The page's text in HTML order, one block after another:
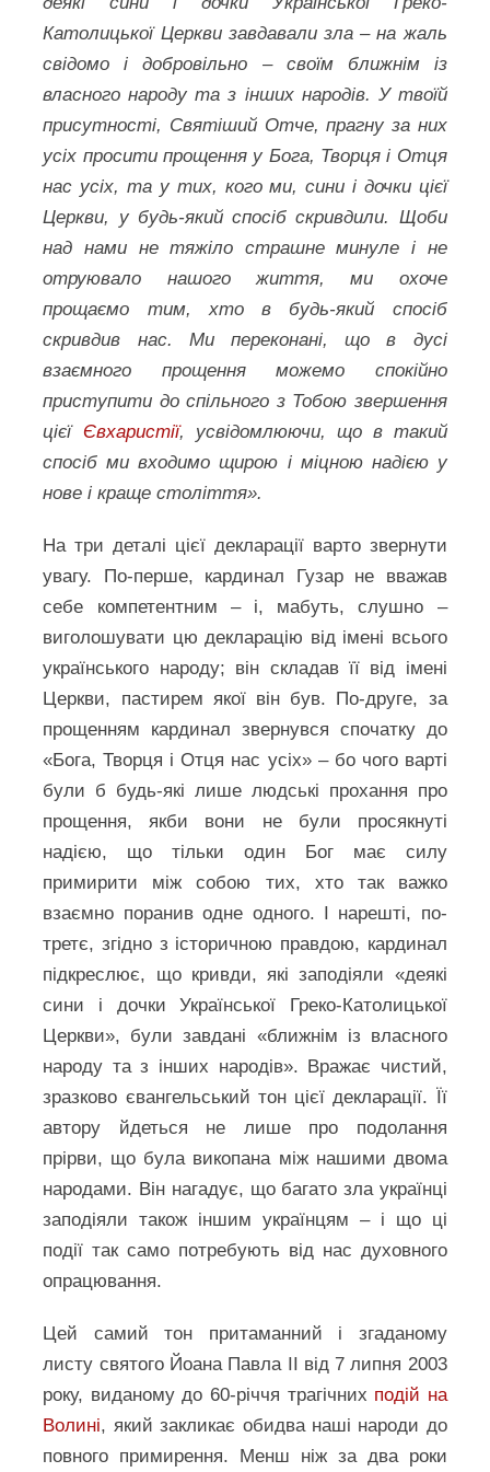
Католицької Церкви завдавали зла – на жаль
свідомо і добровільно – своїм ближнім із
власного народу та з інших народів. У твоїй
присутності, Святіший Отче, прагну за них
усіх просити прощення у Бога, Творця і Отця
нас усіх, та у тих, кого ми, сини і дочки цієї
Церкви, у будь-який спосіб скривдили. Щоби
над нами не тяжіло страшне минуле і не
отруювало нашого життя, ми охоче
прощаємо тим, хто в будь-який спосіб
скривдив нас. Ми переконані, що в дусі
взаємного прощення можемо спокійно
приступити до спільного з Тобою звершення
цієї Євхаристії, усвідомлюючи, що в такий
спосіб ми входимо щирою і міцною надією у
нове і краще століття».
На три деталі цієї декларації варто звернути
увагу. По-перше, кардинал Гузар не вважав
себе компетентним – і, мабуть, слушно –
виголошувати цю декларацію від імені всього
українського народу; він складав її від імені
Церкви, пастирем якої він був. По-друге, за
прощенням кардинал звернувся спочатку до
«Бога, Творця і Отця нас усіх» – бо чого варті
були б будь-які лише людські прохання про
прощення, якби вони не були просякнуті
надією, що тільки один Бог має силу
примирити між собою тих, хто так важко
взаємно поранив одне одного. І нарешті, по-
третє, згідно з історичною правдою, кардинал
підкреслює, що кривди, які заподіяли «деякі
сини і дочки Української Греко-Католицької
Церкви», були завдані «ближнім із власного
народу та з інших народів». Вражає чистий,
зразково євангельський тон цієї декларації. Її
автору йдеться не лише про подолання
прірви, що була викопана між нашими двома
народами. Він нагадує, що багато зла українці
заподіяли також іншим українцям – і що ці
події так само потребують від нас духовного
опрацювання.
Цей самий тон притаманний і згаданому
листу святого Йоана Павла ІІ від 7 липня 2003
року, виданому до 60-річчя трагічних подій на
Волині, який закликає обидва наші народи до
повного примирення. Менш ніж за два роки